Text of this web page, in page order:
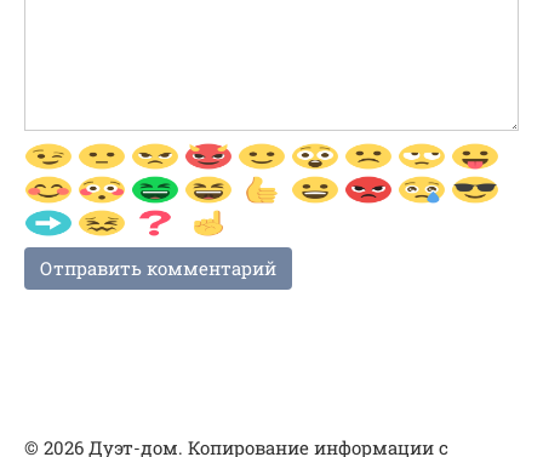
© 2026 Дуэт-дом. Копирование информации с